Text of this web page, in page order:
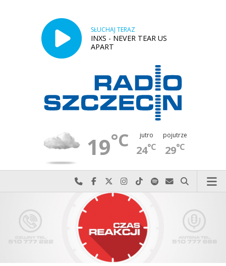
SŁUCHAJ TERAZ
INXS - NEVER TEAR US
APART
19°C jutro
24°C
pojutrze
29°C
Najlepiej po prostu do nas zadzwoń
Odwiedź nas na Facebook-u
Odwiedź nas na X
Odwiedź nas na Instagram-ie
Odwiedź nas na TikTok-u
Szukaj nas na Spotify
Wyślij do nas
Szukaj